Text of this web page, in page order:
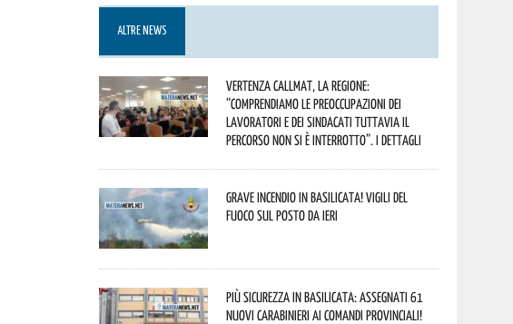
ALTRE NEWS
Vertenza CallMat, la Regione:
“comprendiamo le preoccupazioni dei
lavoratori e dei sindacati tuttavia il
percorso non si è interrotto”. I dettagli
Grave incendio in Basilicata! Vigili del
fuoco sul posto da ieri
Più sicurezza in Basilicata: assegnati 61
nuovi Carabinieri ai Comandi provinciali!